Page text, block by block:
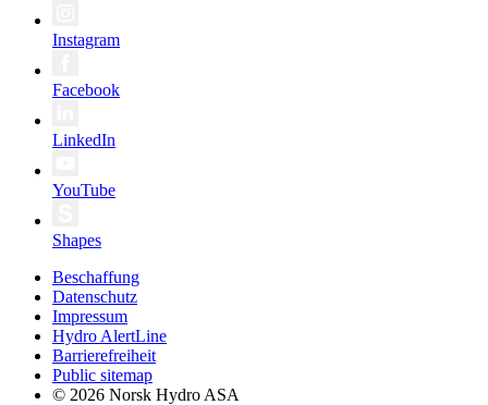
Instagram
Facebook
LinkedIn
YouTube
Shapes
Beschaffung
Datenschutz
Impressum
Hydro AlertLine
Barrierefreiheit
Public sitemap
© 2026 Norsk Hydro ASA